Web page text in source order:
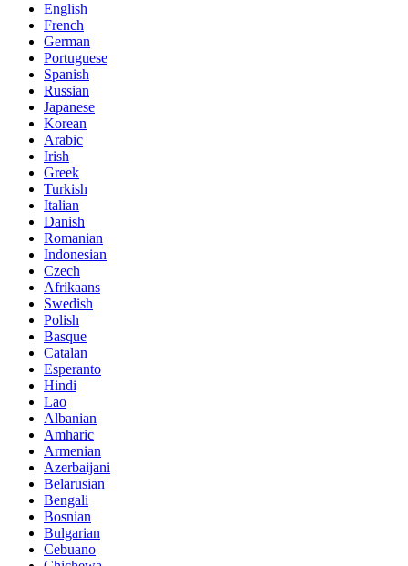
English
French
German
Portuguese
Spanish
Russian
Japanese
Korean
Arabic
Irish
Greek
Turkish
Italian
Danish
Romanian
Indonesian
Czech
Afrikaans
Swedish
Polish
Basque
Catalan
Esperanto
Hindi
Lao
Albanian
Amharic
Armenian
Azerbaijani
Belarusian
Bengali
Bosnian
Bulgarian
Cebuano